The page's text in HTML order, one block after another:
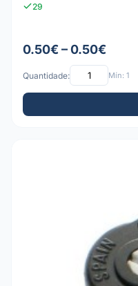
29
0.50€ – 0.50€
Quantidade: Mín: 1